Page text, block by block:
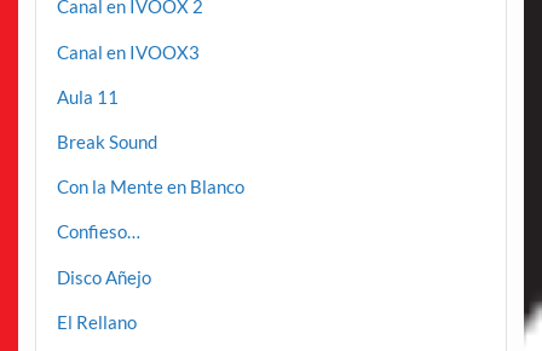
Canal en IVOOX 2
Canal en IVOOX3
Aula 11
Break Sound
Con la Mente en Blanco
Confieso…
Disco Añejo
El Rellano